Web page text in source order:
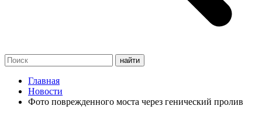
Главная
Новости
Фото поврежденного моста через генический пролив